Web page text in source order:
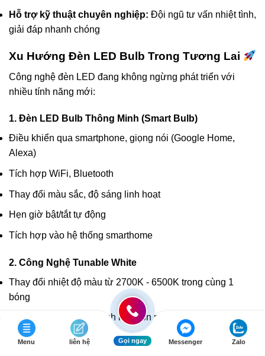
Hỗ trợ kỹ thuật chuyên nghiệp: Đội ngũ tư vấn nhiệt tình,
giải đáp nhanh chóng
Xu Hướng Đèn LED Bulb Trong Tương Lai
Công nghệ đèn LED đang không ngừng phát triển với
nhiều tính năng mới:
1. Đèn LED Bulb Thông Minh (Smart Bulb)
Điều khiển qua smartphone, giọng nói (Google Home,
Alexa)
Tích hợp WiFi, Bluetooth
Thay đổi màu sắc, độ sáng linh hoạt
Hẹn giờ bật/tắt tự động
Tích hợp vào hệ thống smarthome
2. Công Nghệ Tunable White
Thay đổi nhiệt độ màu từ 2700K - 6500K trong cùng 1
bóng
Điều chỉnh theo nhịp sinh học con người (circadian
rhythm)
Menu liên hệ Gọi ngay Messenger Zalo